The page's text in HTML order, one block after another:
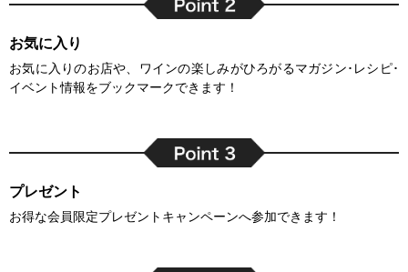
お気に入り
お気に入りのお店や、ワインの楽しみがひろがるマガジン･レシピ･
イベント情報をブックマークできます！
プレゼント
お得な会員限定プレゼントキャンペーンへ参加できます！